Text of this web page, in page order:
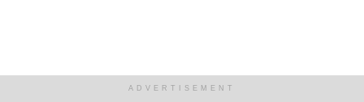
ADVERTISEMENT